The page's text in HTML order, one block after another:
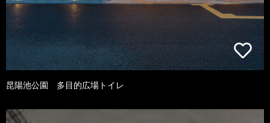
昆陽池公園 多目的広場トイレ